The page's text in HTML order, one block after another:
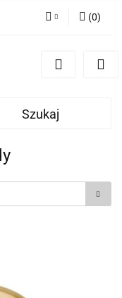
Zgody cookies
(0)
Szukaj